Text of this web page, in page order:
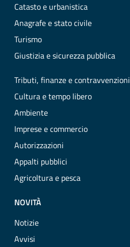
Catasto e urbanistica
Anagrafe e stato civile
Turismo
Giustizia e sicurezza pubblica
Tributi, finanze e contravvenzioni
Cultura e tempo libero
Ambiente
Imprese e commercio
Autorizzazioni
Appalti pubblici
Agricoltura e pesca
NOVITÀ
Notizie
Avvisi